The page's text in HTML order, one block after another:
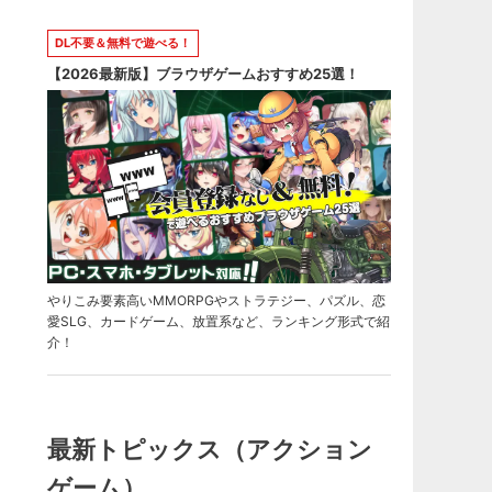
DL不要＆無料で遊べる！
【2026最新版】ブラウザゲームおすすめ25選！
やりこみ要素高いMMORPGやストラテジー、パズル、恋
愛SLG、カードゲーム、放置系など、ランキング形式で紹
介！
最新トピックス（アクション